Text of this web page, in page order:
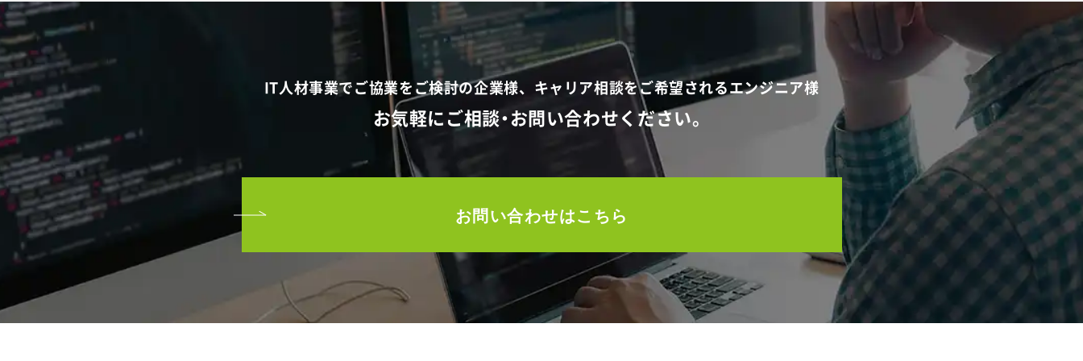
IT人材事業でご協業をご検討の企業様、 キャリア相談をご希望されるエンジニア様
お気軽にご相談・お問い合わせください。
お問い合わせはこちら